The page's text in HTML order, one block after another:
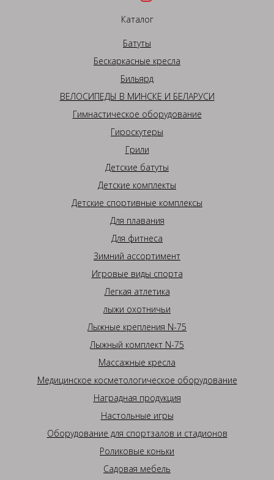
Каталог
Батуты
Бескаркасные кресла
Бильярд
ВЕЛОСИПЕДЫ В МИНСКЕ И БЕЛАРУСИ
Гимнастическое оборудование
Гироскутеры
Грили
Детские батуты
Детские комплекты
Детские спортивные комплексы
Для плавания
Для фитнеса
Зимний ассортимент
Игровые виды спорта
Легкая атлетика
лыжи охотничьи
Лыжные крепления N-75
Лыжный комплект N-75
Массажные кресла
Медицинское косметологическое оборудование
Наградная продукция
Настольные игры
Оборудование для спортзалов и стадионов
Роликовые коньки
Садовая мебель